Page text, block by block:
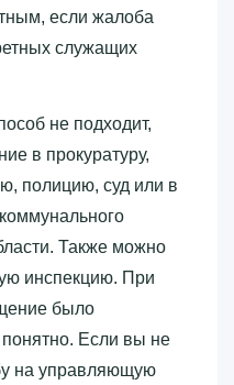
если жалоба
служащих
не подходит,
в прокуратуру,
полицию, суд или в
Также можно
инспекцию. При
было
Если вы не
на управляющую